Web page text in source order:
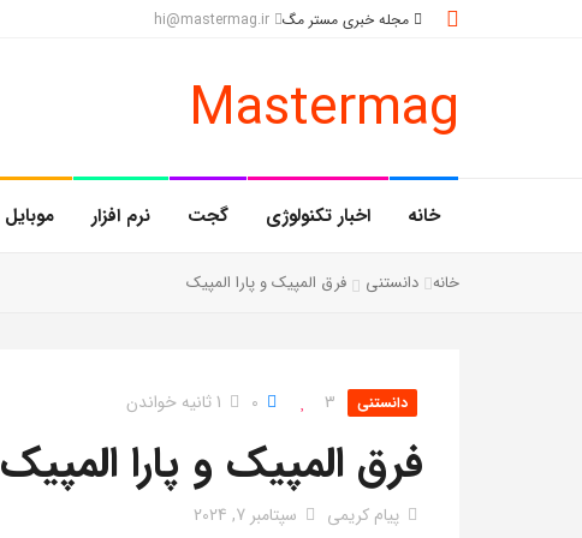
مجله خبری مستر مگ
Mastermag
خانه اخبار تکنولوژی گجت نرم افزار موبایل
خانه دانستنی فرق المپیک و پارا المپیک
دانستنی 3
0 1 ثانیه خواندن
فرق المپیک و پارا المپیک
پیام کریمی سپتامبر 7, 2024